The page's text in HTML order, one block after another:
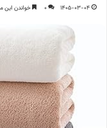
1405-03-04
0 خواندن این مطلب 3 دقیقه